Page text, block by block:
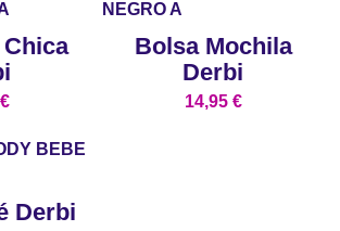
€
Bolsa Mochila
Derbi
14,95 €
Derbi